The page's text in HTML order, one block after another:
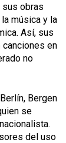
obras
música y la
Así, sus
en
no
Bergen
se
del uso